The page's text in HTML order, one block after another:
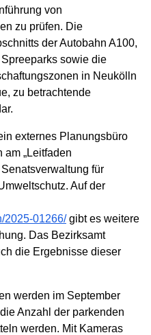
von
zu prüfen. Die
der Autobahn A100,
sowie die
in Neukölln
zu betrachtende
externes Planungsbüro
am „Leitfaden
für
Auf der
2025-01266/gibt es weitere
Das Bezirksamt
die Ergebnisse dieser
werden im September
Anzahl der parkenden
werden. Mit Kameras